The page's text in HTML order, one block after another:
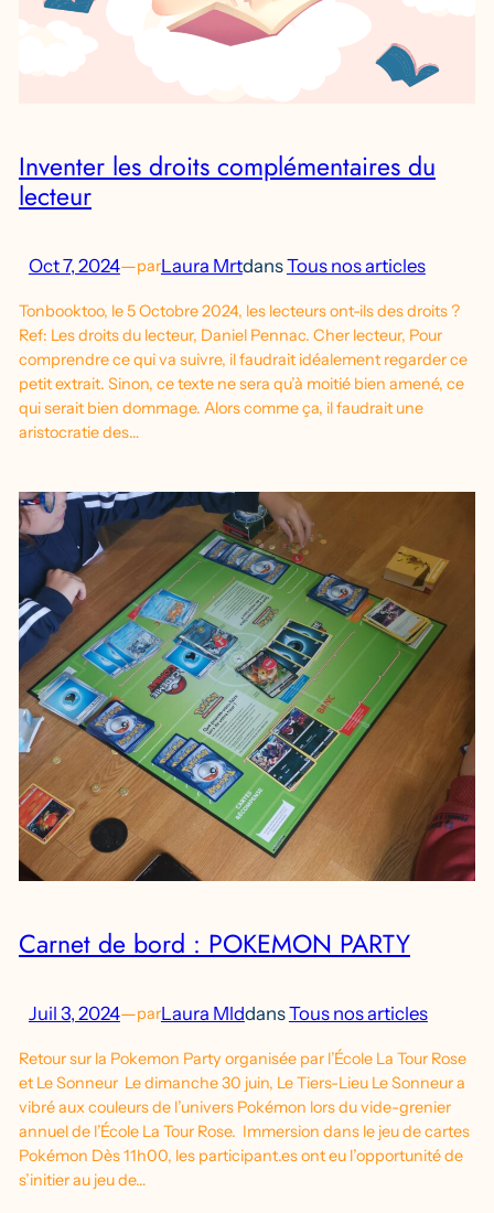
Inventer les droits complémentaires du
lecteur
Oct 7, 2024—parLaura MrtdansTous nos articles
Tonbooktoo, le 5 Octobre 2024, les lecteurs ont-ils des droits ?
Ref: Les droits du lecteur, Daniel Pennac. Cher lecteur, Pour
comprendre ce qui va suivre, il faudrait idéalement regarder ce
petit extrait. Sinon, ce texte ne sera qu’à moitié bien amené, ce
qui serait bien dommage. Alors comme ça, il faudrait une
aristocratie des…
Carnet de bord : POKEMON PARTY
Juil 3, 2024—parLaura MlddansTous nos articles
Retour sur la Pokemon Party organisée par l’École La Tour Rose
et Le Sonneur Le dimanche 30 juin, Le Tiers-Lieu Le Sonneur a
vibré aux couleurs de l’univers Pokémon lors du vide-grenier
annuel de l’École La Tour Rose. Immersion dans le jeu de cartes
Pokémon Dès 11h00, les participant.es ont eu l’opportunité de
s’initier au jeu de…